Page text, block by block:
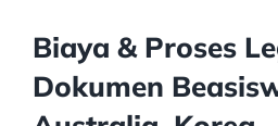
Biaya & Proses
Dokumen